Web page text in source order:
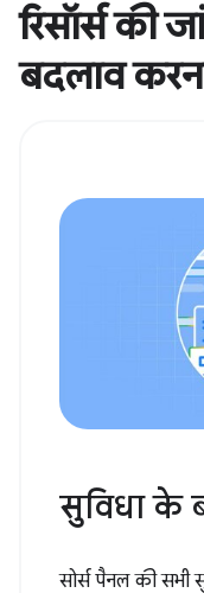
रिसॉर्स की
बदलाव
सुविधा के
सोर्स पैनल की सभी